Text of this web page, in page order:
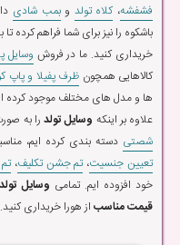
فشفشه،کلاه تولد وبمب شادی
باشکوه را نیز برای شما فراهم کرده تا
خریداری کنید. ما در فروش وسایل
کالاهایی همچون ظرف پفیلا و پاپ
ها و مدل های مختلف موجود کرده
علاوه بر اینکه وسایل تولدرا به
شصتی دسته بندی کرده ایم،
تعیین جنسیت،تم جشن تکلیف،
خود افزوده ایم. تمامی وسایل تولد
قیمت مناسب از هورا خریداری کنید.